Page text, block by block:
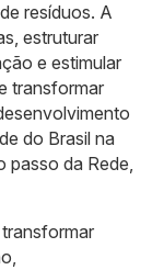
resíduos. A
estruturar
e estimular
transformar
do Brasil na
passo da Rede,